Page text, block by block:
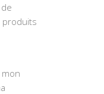
produits
mon